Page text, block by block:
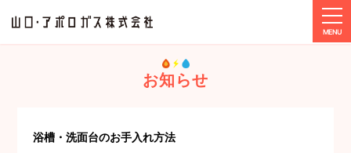
浴槽・洗面台のお手入れ方法
お知らせ
浴槽・洗面台のお手入れ方法